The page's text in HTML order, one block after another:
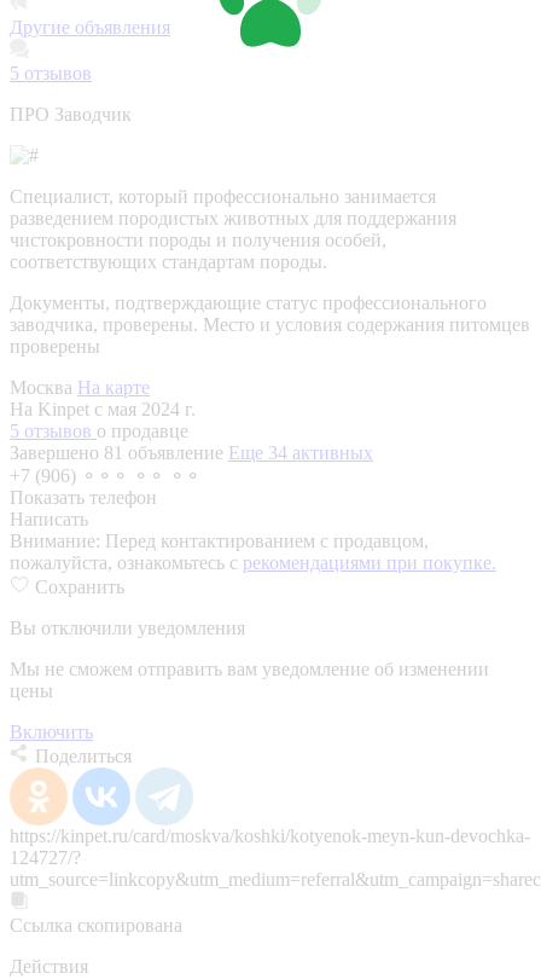
Другие объявления
5 отзывов
ПРО Заводчик
Специалист, который профессионально занимается
разведением породистых животных для поддержания
чистокровности породы и получения особей,
соответствующих стандартам породы.
Документы, подтверждающие статус профессионального
заводчика, проверены. Место и условия содержания питомцев
проверены
Москва На карте
На Kinpet c мая 2024 г.
5 отзывов о продавце
Завершено 81 объявление Еще 34 активных
+7 (906) ⚬⚬⚬ ⚬⚬ ⚬⚬
Показать телефон
Написать
Внимание: Перед контактированием с продавцом,
пожалуйста, ознакомьтесь с рекомендациями при покупке.
Сохранить
Вы отключили уведомления
Мы не сможем отправить вам уведомление об изменении
цены
Включить
Поделиться
https://kinpet.ru/card/moskva/koshki/kotyenok-meyn-kun-devochka-
124727/?
Ссылка скопирована
Действия